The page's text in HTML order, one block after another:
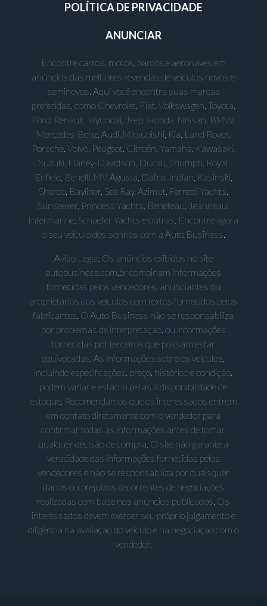
POLÍTICA DE PRIVACIDADE
ANUNCIAR
Encontre carros, motos, barcos e aeronaves em
anúncios das melhores revendas de veículos novos e
seminovos. Aqui você encontra suas marcas
preferidas, como Chevrolet, Fiat, Volkswagen, Toyota,
Ford, Renault, Hyundai, Jeep, Honda, Nissan, BMW,
Mercedes-Benz, Audi, Mitsubishi, Kia, Land Rover,
Porsche, Volvo, Peugeot, Citroën, Yamaha, Kawasaki,
Suzuki, Harley-Davidson, Ducati, Triumph, Royal
Enfield, Benelli, MV Agusta, Dafra, Indian, Kasinski,
Sherco, Bayliner, Sea Ray, Azimut, Ferretti Yachts,
Sunseeker, Princess Yachts, Beneteau, Jeanneau,
Intermarine, Schaefer Yachts e outras. Encontre agora
o seu veículo dos sonhos com a Auto Business.
Aviso Legal: Os anúncios exibidos no site
autobusiness.com.br combinam informações
fornecidas pelos vendedores, anunciantes ou
proprietários dos veículos com textos fornecidos pelos
fabricantes. O Auto Business não se responsabiliza
por problemas de interpretação, ou informações
fornecidas por terceiros que possam estar
equivocadas. As informações sobre os veículos,
incluindo especificações, preço, histórico e condição,
podem variar e estão sujeitas à disponibilidade de
estoque. Recomendamos que os interessados entrem
em contato diretamente com o vendedor para
confirmar todas as informações antes de tomar
qualquer decisão de compra. O site não garante a
veracidade das informações fornecidas pelos
vendedores e não se responsabiliza por quaisquer
danos ou prejuízos decorrentes de negociações
realizadas com base nos anúncios publicados. Os
interessados devem exercer seu próprio julgamento e
diligência na avaliação do veículo e na negociação com o
vendedor.